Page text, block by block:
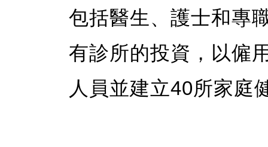
包括醫生、護士和專
有診所的投資，以僱
人員並建立40所家庭